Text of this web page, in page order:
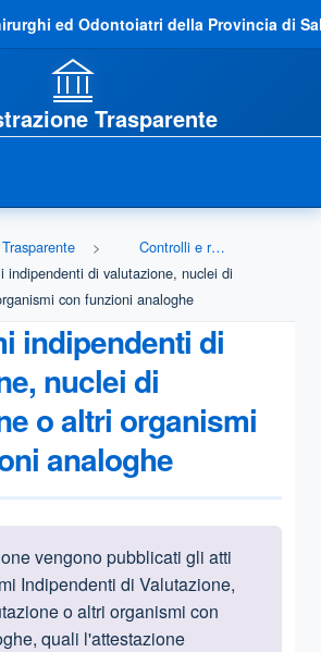
ed Odontoiatri della Provincia di
Trasparente
Controlli e rilievi sull'amministrazione
indipendenti di valutazione, nuclei di
con funzioni analoghe
indipendenti di
nuclei di
o altri organismi
analoghe
introduttive
vengono pubblicati gli atti
Indipendenti di Valutazione,
o altri organismi con
quali l'attestazione